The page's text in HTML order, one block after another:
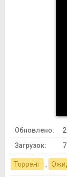
Обновлено:
Загрузок:
Торрент ,